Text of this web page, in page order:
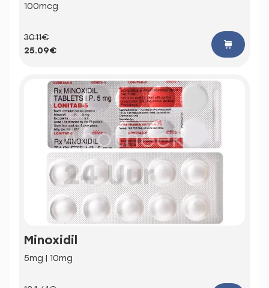
100mcg
30.11€
25.09€
Minoxidil
5mg | 10mg